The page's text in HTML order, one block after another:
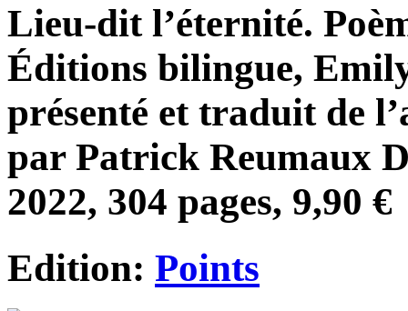
Lieu-dit l’éternité.
Éditions bilingue,
présenté et traduit de
par Patrick Reumaux
2022, 304 pages, 9,90 €
Edition: Points